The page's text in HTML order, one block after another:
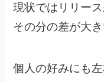
現状ではリリー
その分の差が大き
個人の好みにも